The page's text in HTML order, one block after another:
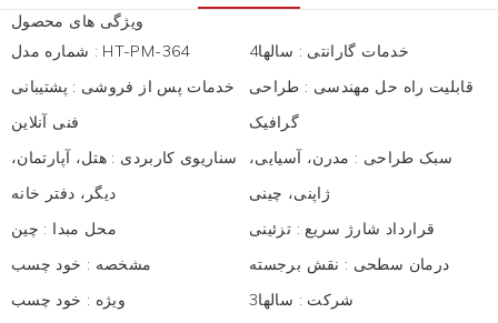
ویژگی های محصول
: HT-PM-364 خدمات گارانتی : سالها4
خدمات پس از فروشی : پشتیبانی
فنی آنلاین
قابلیت راه حل مهندسی : طراحی
گرافیک
سناریوی کاربردی : هتل، آپارتمان،
دیگر، دفتر خانه
سبک طراحی : مدرن، آسیایی،
ژاپنی، چینی
محل مبدا : چین قرارداد شارژ سریع : تزئینی
مشخصه : خود چسب درمان سطحی : نقش برجسته
ویژه : خود چسب شرکت : سالها3